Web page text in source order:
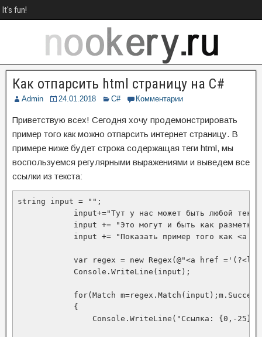
It's fun!
Как отпарсить html страницу на C#
Admin 24.01.2018 C# Комментарии
Приветствую всех! Сегодня хочу продемонстрировать
пример того как можно отпарсить интернет страницу. В
примере ниже будет строка содержащая теги html, мы
воспользуемся регулярными выражениями и выведем все
ссылки из текста:
string input = "";
input+="Тут у нас может быть любой
input += "Это могут и быть как
input += "Показать пример того как <a
var regex = new Regex(@"<a href
            Console.WriteLine(input);
for(Match
            {
Console.WriteLine("Ссылка: {0,-25}